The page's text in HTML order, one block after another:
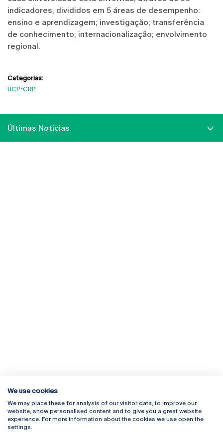
indicadores, divididos em 5 áreas de desempenho:
ensino e aprendizagem; investigação; transferência
de conhecimento; internacionalização; envolvimento
regional.
Categorias:
UCP-CRP
Últimas Notícias
Rua Diogo Botelho 1327
4169-005 Porto
+351 226 196 240
Campus Online
Webmail
We use cookies
We may place these for analysis of our visitor data, to improve our
website, show personalised content and to give you a great website
experience. For more information about the cookies we use open the
settings.